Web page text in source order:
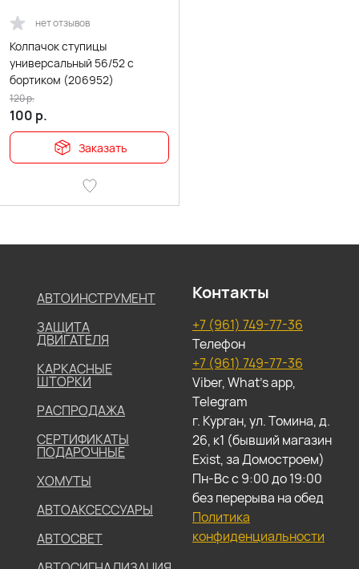
нет отзывов
Колпачок ступицы
универсальный 56/52 с
бортиком (206952)
100 р.
120р.
Заказать
АВТОИНСТРУМЕНТ
ЗАЩИТА
ДВИГАТЕЛЯ
КАРКАСНЫЕ
ШТОРКИ
РАСПРОДАЖА
СЕРТИФИКАТЫ
ПОДАРОЧНЫЕ
ХОМУТЫ
АВТОАКСЕССУАРЫ
АВТОСВЕТ
Контакты
+7 (961) 749-77-36
Телефон
+7 (961) 749-77-36
Viber, What's app,
Telegram
г. Курган, ул. Томина, д.
26, к1 (бывший магазин
Exist, за Домостроем)
Пн-Вс с 9:00 до 19:00
без перерыва на обед
Политика
конфиденциальности